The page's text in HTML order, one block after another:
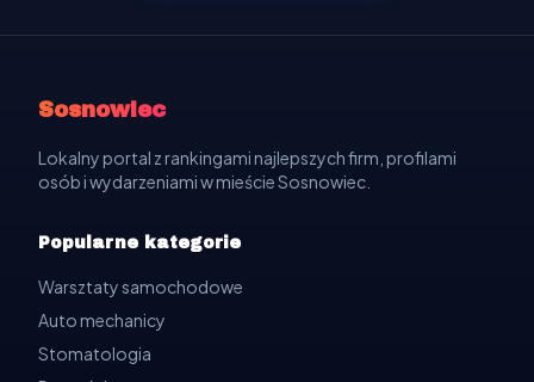
Sosnowiec
Lokalny portal z rankingami najlepszych firm, profilami
osób i wydarzeniami w mieście Sosnowiec.
Popularne kategorie
Warsztaty samochodowe
Auto mechanicy
Stomatologia